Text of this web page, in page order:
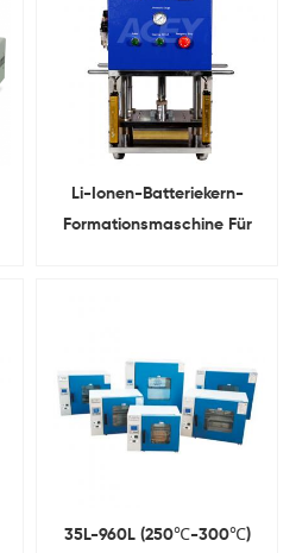
Li-Ionen-Batteriekern-
Formationsmaschine Für
35L-960L (250℃-300℃)